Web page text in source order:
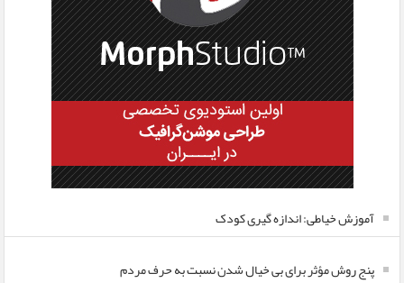
آموزش خیاطی: اندازه گیری کودک
پنج روش مؤثر برای بی خیال شدن نسبت به حرف مردم